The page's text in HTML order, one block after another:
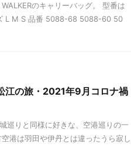
のキャリーバッグ。 型番は
L M S 品番 5088-68 5088-60 50
江の旅・2021年9月コロナ禍
巡りと同様に好きな、空港巡りの一
港は羽田や伊丹とは違ったうら寂し